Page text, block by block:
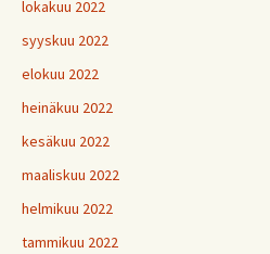
lokakuu 2022
syyskuu 2022
elokuu 2022
heinäkuu 2022
kesäkuu 2022
maaliskuu 2022
helmikuu 2022
tammikuu 2022